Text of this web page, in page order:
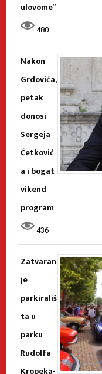
ulovome”
480
Nakon
Grdovića,
petak
donosi
Sergeja
Ćetković
a i bogat
vikend
program
436
Zatvaran
je
parkirališ
ta u
parku
Rudolfa